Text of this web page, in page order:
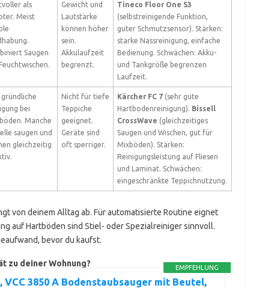
als
Meist
Saugen
Gewicht und
Lautstärke
können höher
sein.
Akkulaufzeit
begrenzt.
Tineco Floor One S3
(selbstreinigende Funktion,
guter Schmutzsensor). Stärken:
starke Nassreinigung, einfache
Bedienung. Schwächen: Akku-
und Tankgröße begrenzen
Laufzeit.
gründliche
bei
Manche
saugen und
gleichzeitig
Nicht für tiefe
Teppiche
geeignet.
Geräte sind
oft sperriger.
Kärcher FC 7(sehr gute
Hartbodenreinigung). Bissell
CrossWave (gleichzeitiges
Saugen und Wischen, gut für
Mixböden). Stärken:
Reinigungsleistung auf Fliesen
und Laminat. Schwächen:
eingeschränkte Teppichnutzung.
von deinem Alltag ab. Für automatisierte Routine eignet
auf Hartböden sind Stiel- oder Spezialreiniger sinnvoll.
bevor du kaufst.
zu deiner Wohnung? EMPFEHLUNG
VCC 3850 A Bodenstaubsauger mit Beutel,